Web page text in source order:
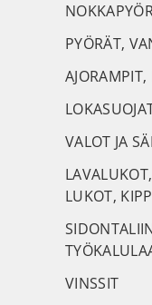
PYÖRÄT,
AJORAMPIT,
VALOT JA
LUKOT,
VINSSIT